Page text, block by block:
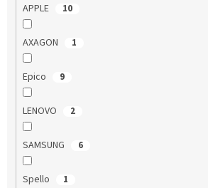
APPLE 10
AXAGON 1
Epico 9
LENOVO 2
SAMSUNG 6
Spello 1